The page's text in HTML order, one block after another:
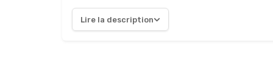
agréable, idéal pour les utilisateurs recherchant
majeur, permettant une production de vapeur
Lire la description